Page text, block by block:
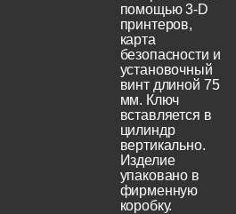
помощью 3-D
принтеров,
карта
безопасности и
установочный
винт длиной 75
мм. Ключ
вставляется в
цилиндр
вертикально.
Изделие
упаковано в
фирменную
коробку.